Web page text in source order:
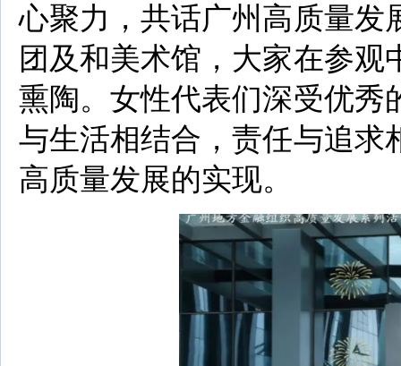
心聚力，共话广州高质量发
团及和美术馆，大家在参
熏陶。女性代表们深受优秀
与生活相结合，责任与追求
高质量发展的实现。